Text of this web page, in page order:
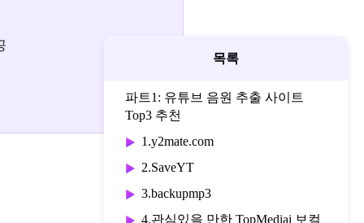
목록
파트1: 유튜브 음원 추출 사이트
Top3 추천
1.y2mate.com
2.SaveYT
3.backupmp3
4.관심있을 만한 TopMediai 보컬